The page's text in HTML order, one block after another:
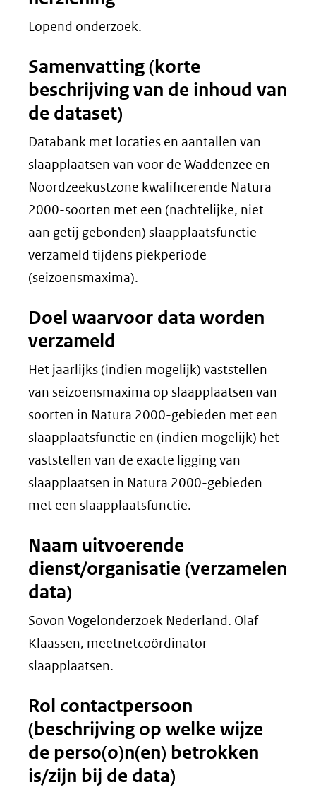
Lopend onderzoek.
Samenvatting (korte
beschrijving van de inhoud van
de dataset)
Databank met locaties en aantallen van
slaapplaatsen van voor de Waddenzee en
Noordzeekustzone kwalificerende Natura
2000-soorten met een (nachtelijke, niet
aan getij gebonden) slaapplaatsfunctie
verzameld tijdens piekperiode
(seizoensmaxima).
Doel waarvoor data worden
verzameld
Het jaarlijks (indien mogelijk) vaststellen
van seizoensmaxima op slaapplaatsen van
soorten in Natura 2000-gebieden met een
slaapplaatsfunctie en (indien mogelijk) het
vaststellen van de exacte ligging van
slaapplaatsen in Natura 2000-gebieden
met een slaapplaatsfunctie.
Naam uitvoerende
dienst/organisatie (verzamelen
data)
Sovon Vogelonderzoek Nederland. Olaf
Klaassen, meetnetcoördinator
slaapplaatsen.
Rol contactpersoon
(beschrijving op welke wijze
de perso(o)n(en) betrokken
is/zijn bij de data)